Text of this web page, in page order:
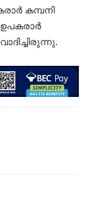
കമ്പനി
ഉപകരാര്‍